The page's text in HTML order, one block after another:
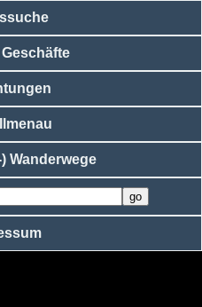
Wanderwege